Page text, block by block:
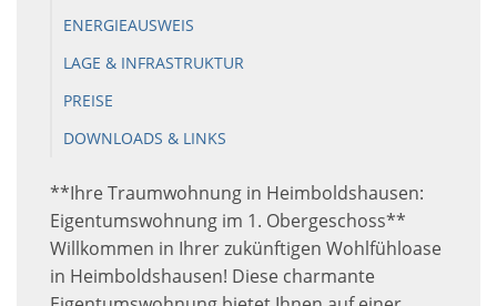
ENERGIEAUSWEIS
LAGE & INFRASTRUKTUR
PREISE
DOWNLOADS & LINKS
**Ihre Traumwohnung in Heimboldshausen:
Eigentumswohnung im 1. Obergeschoss**
Willkommen in Ihrer zukünftigen Wohlfühloase
in Heimboldshausen! Diese charmante